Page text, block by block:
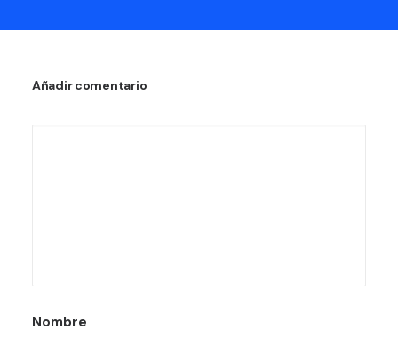
Añadir comentario
Nombre